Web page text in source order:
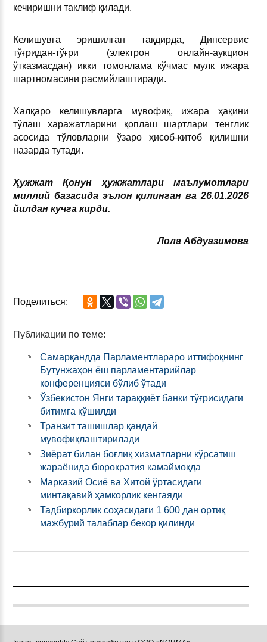
кечиришни таклиф қилади.
Келишувга эришилган тақдирда, Дипсервис
тўғридан-тўғри (электрон онлайн-аукцион
ўтказмасдан) икки томонлама кўчмас мулк ижара
шартномасини расмийлаштиради.
Халқаро келишувларга мувофиқ, ижара ҳақини
тўлаш харажатларини қоплаш шартлари тенглик
асосида тўловларни ўзаро ҳисоб-китоб қилишни
назарда тутади.
Ҳужжат Қонун ҳужжатлари маълумотлари
миллий базасида эълон қилинган ва 26.01.2026
йилдан кучга кирди.
Лола Абдуазимова
Поделиться:
Публикации по теме:
Самарқандда Парламентлараро иттифоқнинг
Бутунжаҳон ёш парламентарийлар
конференцияси бўлиб ўтади
Ўзбекистон Янги тараққиёт банки тўғрисидаги
битимга қўшилди
Транзит ташишлар қандай
мувофиқлаштирилади
Зиёрат билан боғлиқ хизматларни кўрсатиш
жараёнида бюрократия камаймоқда
Марказий Осиё ва Хитой ўртасидаги
минтақавий ҳамкорлик кенгаяди
Тадбиркорлик соҳасидаги 1 600 дан ортиқ
мажбурий талаблар бекор қилинди